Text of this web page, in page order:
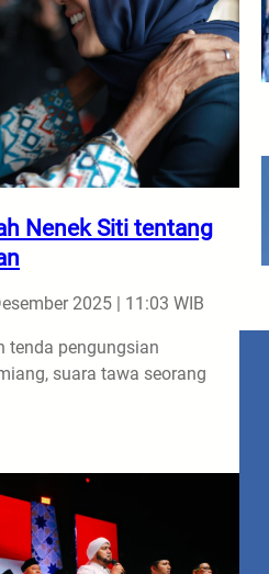
Nenek Siti tentang
2025 | 11:03 WIB
tenda pengungsian
suara tawa seorang